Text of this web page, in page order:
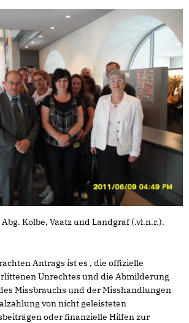
Kolbe, Vaatz und Landgraf (.vl.n.r.).
Antrags ist es , die offizielle
Unrechtes und die Abmilderung
Missbrauchs und der Misshandlungen
von nicht geleisteten
oder finanzielle Hilfen zur